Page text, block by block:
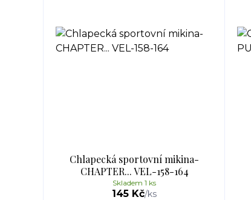
Chlapecká sportovní mikina-
CHAPTER... VEL-158-164
145 Kč/ks
Skladem 1 ks